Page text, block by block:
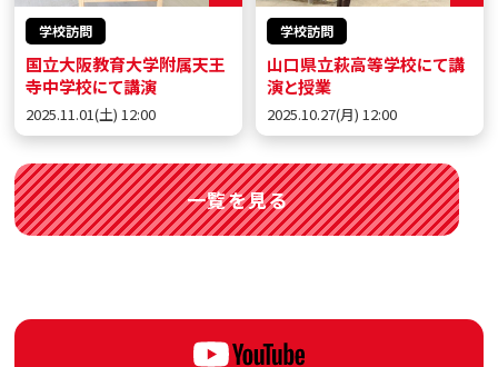
学校訪問
国立大阪教育大学附属天王
寺中学校にて講演
2025.11.01(土) 12:00
学校訪問
山口県立萩高等学校にて講
演と授業
2025.10.27(月) 12:00
一覧を見る